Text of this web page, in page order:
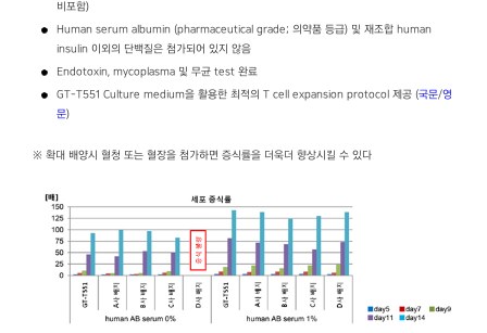
비포함)
Human serum albumin (pharmaceutical grade; 의약품 등급) 및 재조합 human
insulin 이외의 단백질은 첨가되어 있지 않음
Endotoxin, mycoplasma 및 무균 test 완료
GT-T551 Culture medium을 활용한 최적의 T cell expansion protocol 제공 (국문/영
문)
※ 확대 배양시 혈청 또는 혈장을 첨가하면 증식률을 더욱더 향상시킬 수 있다